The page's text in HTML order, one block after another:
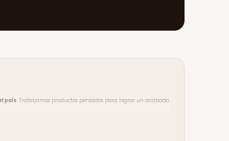
país. Trabajamos productos pensados para lograr un acabado